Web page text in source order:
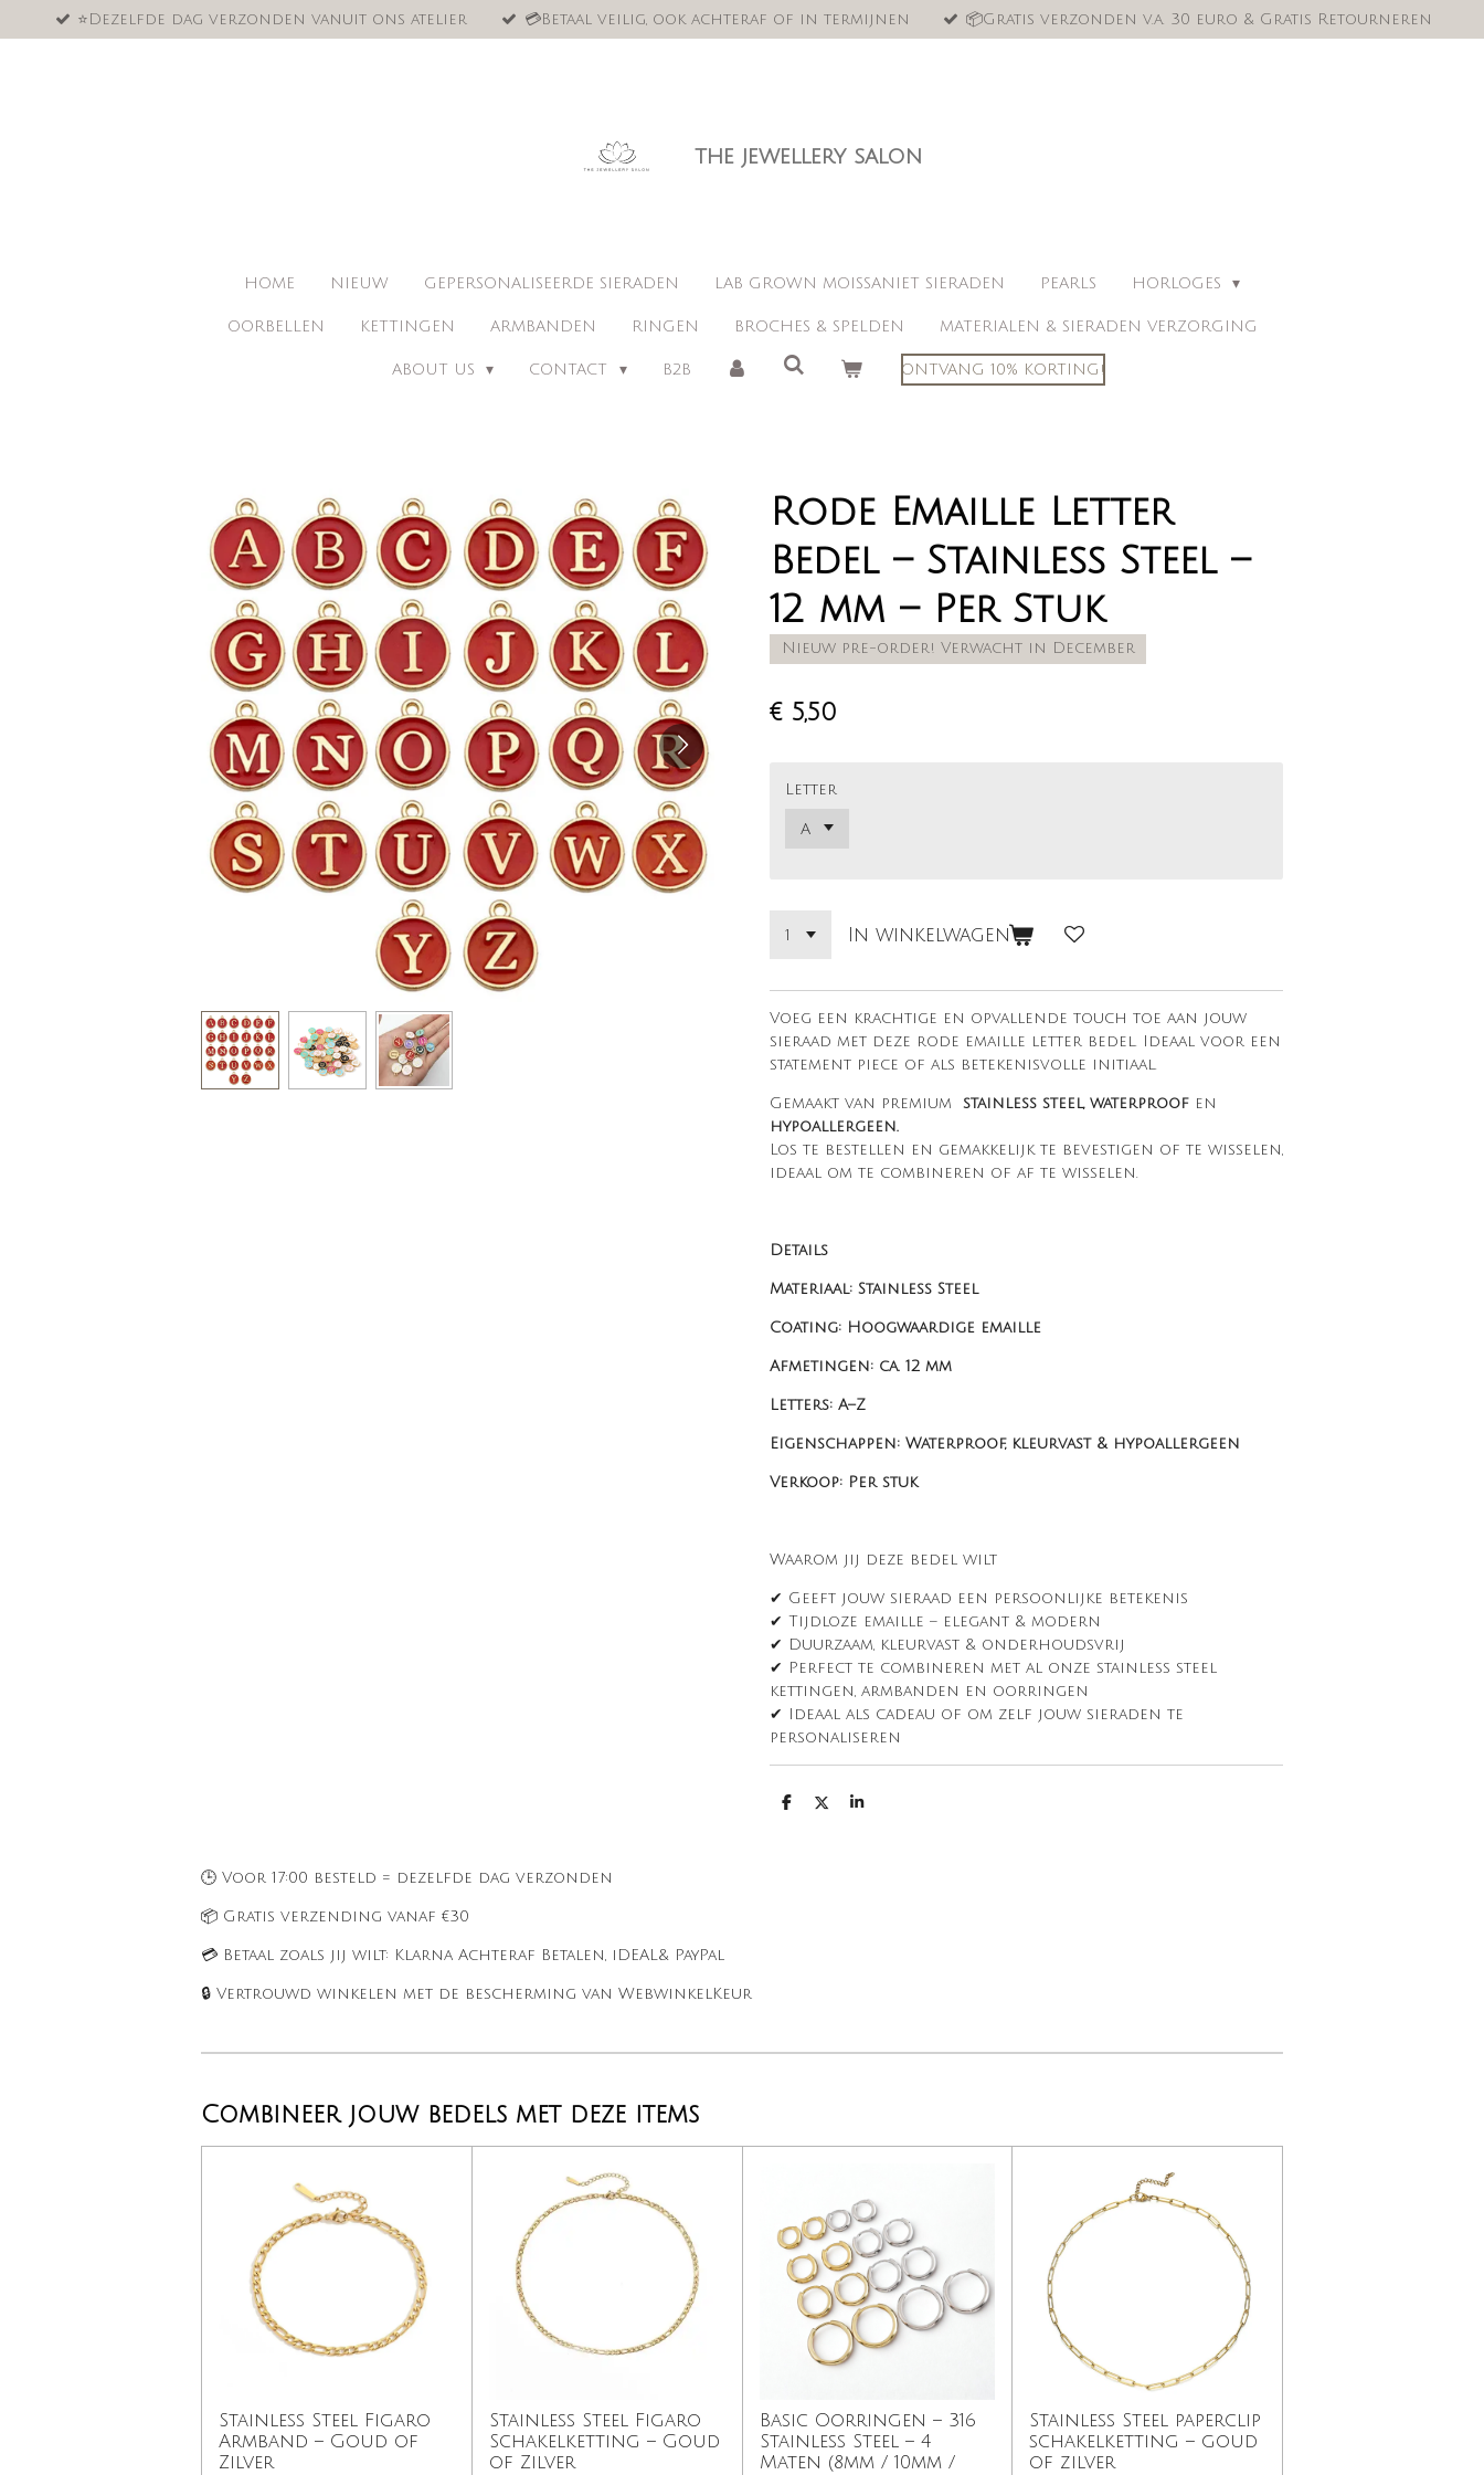
direct
⭐️Dezelfde dag verzonden vanuit ons atelier 💳Betaal veilig, ook achteraf of in termijnen 📦Gratis verzonden v.a. 30 euro & Gratis Retourneren
the jewellery salon
HOME NIEUW GEPERSONALISEERDE SIERADEN LAB GROWN MOISSANIET SIERADEN PEARLS HORLOGES
OORBELLEN KETTINGEN ARMBANDEN RINGEN BROCHES & SPELDEN MATERIALEN & SIERADEN VERZORGING
ABOUT US CONTACT B2B ONTVANG 10% KORTING!
Rode Emaille Letter
Bedel – Stainless Steel –
12 mm – Per Stuk
Nieuw pre-order! Verwacht in December
€ 5,50
Letter
In winkelwagen
Voeg een krachtige en opvallende touch toe aan jouw
sieraad met deze rode emaille letter bedel. Ideaal voor een
statement piece of als betekenisvolle initiaal.
Gemaakt van premium stainless steel, waterproof en
hypoallergeen.
Los te bestellen en gemakkelijk te bevestigen of te wisselen,
ideaal om te combineren of af te wisselen.
Details
Materiaal: Stainless Steel
Coating: Hoogwaardige emaille
Afmetingen: ca. 12 mm
Letters: A–Z
Eigenschappen: Waterproof, kleurvast & hypoallergeen
Verkoop: Per stuk
Waarom jij deze bedel wilt
✔ Geeft jouw sieraad een persoonlijke betekenis
✔ Tijdloze emaille – elegant & modern
✔ Duurzaam, kleurvast & onderhoudsvrij
✔ Perfect te combineren met al onze stainless steel
kettingen, armbanden en oorringen
✔ Ideaal als cadeau of om zelf jouw sieraden te
personaliseren
D
D
S
🕒 Voor 17:00 besteld = dezelfde dag verzonden
📦 Gratis verzending vanaf €30
💳 Betaal zoals jij wilt: Klarna Achteraf Betalen, iDEAL& PayPal
🔒 Vertrouwd winkelen met de bescherming van WebwinkelKeur
Combineer jouw bedels met deze items
Stainless Steel Figaro
Armband – Goud of
Zilver
Stainless Steel Figaro
Schakelketting – Goud
of Zilver
Basic Oorringen – 316
Stainless Steel – 4
Maten (8mm / 10mm /
Stainless Steel paperclip
schakelketting – goud
of zilver